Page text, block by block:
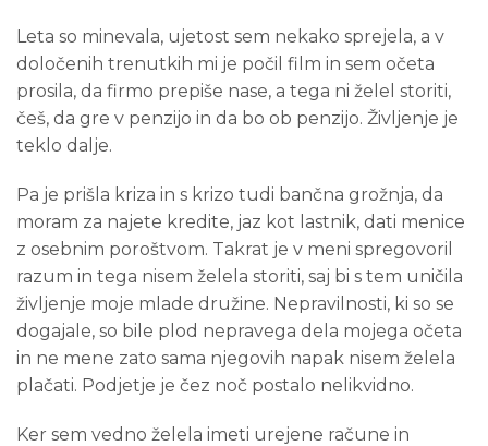
Leta so minevala, ujetost sem nekako sprejela, a v
določenih trenutkih mi je počil film in sem očeta
prosila, da firmo prepiše nase, a tega ni želel storiti,
češ, da gre v penzijo in da bo ob penzijo. Življenje je
teklo dalje.
Pa je prišla kriza in s krizo tudi bančna grožnja, da
moram za najete kredite, jaz kot lastnik, dati menice
z osebnim poroštvom. Takrat je v meni spregovoril
razum in tega nisem želela storiti, saj bi s tem uničila
življenje moje mlade družine. Nepravilnosti, ki so se
dogajale, so bile plod nepravega dela mojega očeta
in ne mene zato sama njegovih napak nisem želela
plačati. Podjetje je čez noč postalo nelikvidno.
Ker sem vedno želela imeti urejene račune in